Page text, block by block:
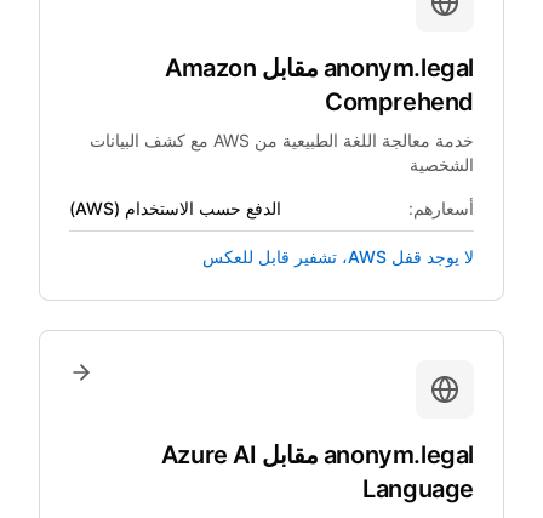
anonym.legal مقابل Amazon
Comprehend
خدمة معالجة اللغة الطبيعية من AWS مع كشف البيانات
الشخصية
أسعارهم: الدفع حسب الاستخدام (AWS)
لا يوجد قفل AWS، تشفير قابل للعكس
anonym.legal مقابل Azure AI
Language